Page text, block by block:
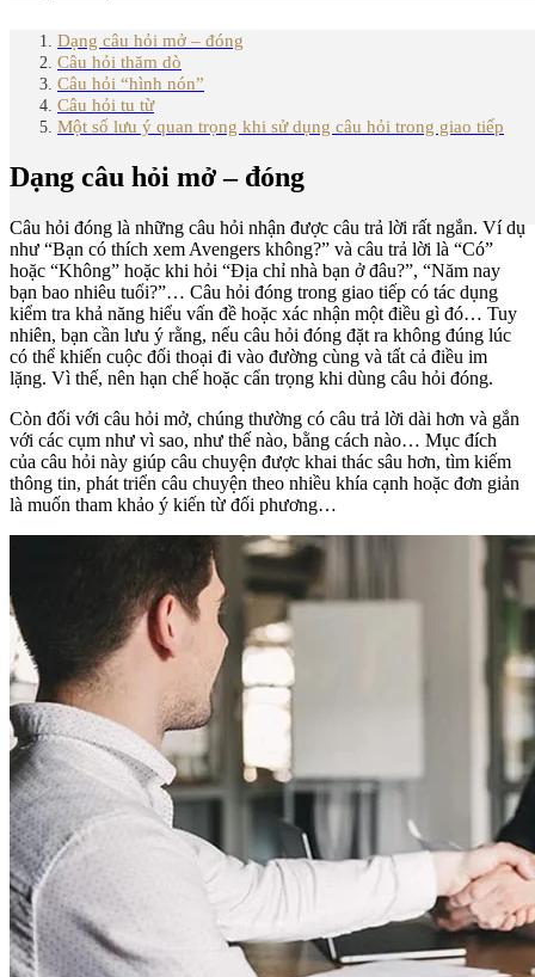
Dạng câu hỏi mở – đóng
Câu hỏi thăm dò
Câu hỏi “hình nón”
Câu hỏi tu từ
Một số lưu ý quan trọng khi sử dụng câu hỏi trong giao tiếp
Dạng câu hỏi mở – đóng
Câu hỏi đóng là những câu hỏi nhận được câu trả lời rất ngắn. Ví dụ
như “Bạn có thích xem Avengers không?” và câu trả lời là “Có”
hoặc “Không” hoặc khi hỏi “Địa chỉ nhà bạn ở đâu?”, “Năm nay
bạn bao nhiêu tuổi?”… Câu hỏi đóng trong giao tiếp có tác dụng
kiểm tra khả năng hiểu vấn đề hoặc xác nhận một điều gì đó… Tuy
nhiên, bạn cần lưu ý rằng, nếu câu hỏi đóng đặt ra không đúng lúc
có thể khiến cuộc đối thoại đi vào đường cùng và tất cả điều im
lặng. Vì thế, nên hạn chế hoặc cẩn trọng khi dùng câu hỏi đóng.
Còn đối với câu hỏi mở, chúng thường có câu trả lời dài hơn và gắn
với các cụm như vì sao, như thế nào, bằng cách nào… Mục đích
của câu hỏi này giúp câu chuyện được khai thác sâu hơn, tìm kiếm
thông tin, phát triển câu chuyện theo nhiều khía cạnh hoặc đơn giản
là muốn tham khảo ý kiến từ đối phương…